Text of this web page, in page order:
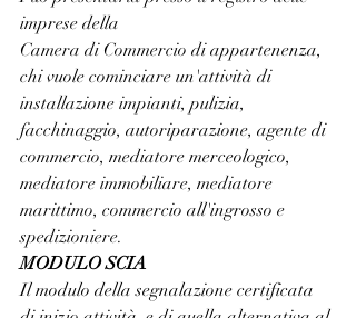
imprese della
Camera di Commercio di appartenenza,
chi vuole cominciare un'attività di
installazione impianti, pulizia,
facchinaggio, autoriparazione, agente di
commercio, mediatore merceologico,
mediatore immobiliare, mediatore
marittimo, commercio all'ingrosso e
spedizioniere.
MODULO SCIA
Il modulo della segnalazione certificata